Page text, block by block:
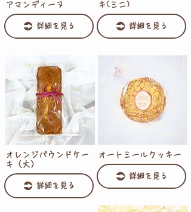
アマンディーヌ
詳細を見る
オレンジパウンドケー
キ（大）
詳細を見る
キ(ミニ)
詳細を見る
オートミールクッキー
詳細を見る